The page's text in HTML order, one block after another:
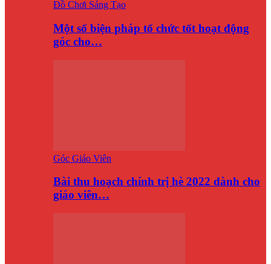
Đồ Chơi Sáng Tạo
Một số biện pháp tổ chức tốt hoạt động
góc cho…
Góc Giáo Viên
Bài thu hoạch chính trị hè 2022 dành cho
giáo viên…